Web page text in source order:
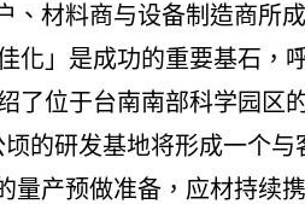
、材料商与设备制造商所
化」是成功的重要基石，
了位于台南南部科学园区
的研发基地将形成一个
量产预做准备，应材持续